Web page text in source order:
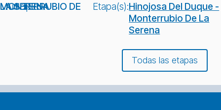
Municipio:
MONTERRUBIO DE LA SERENA Etapa(s):Hinojosa Del Duque -
Monterrubio De La
Serena
Todas las etapas